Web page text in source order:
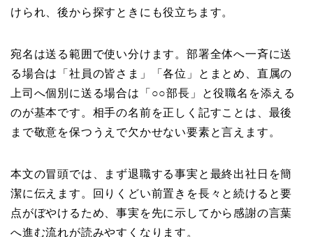
けられ、後から探すときにも役立ちます。
宛名は送る範囲で使い分けます。部署全体へ一斉に送
る場合は「社員の皆さま」「各位」とまとめ、直属の
上司へ個別に送る場合は「○○部長」と役職名を添える
のが基本です。相手の名前を正しく記すことは、最後
まで敬意を保つうえで欠かせない要素と言えます。
本文の冒頭では、まず退職する事実と最終出社日を簡
潔に伝えます。回りくどい前置きを長々と続けると要
点がぼやけるため、事実を先に示してから感謝の言葉
へ進む流れが読みやすくなります。